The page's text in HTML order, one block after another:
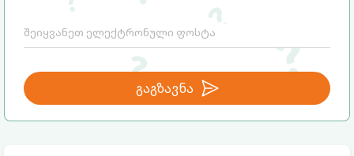
გაგზავნა
რეალური, მაგრამ ჯერ კიდევ უხილავი
საფრთხისგან შორს მივყავართ.